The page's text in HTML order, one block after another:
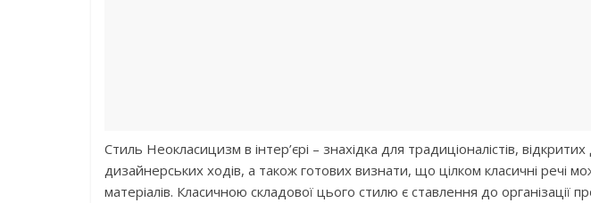
Стиль Неокласицизм в інтер’єрі – знахідка для традиціоналістів, відкритих
дизайнерських ходів, а також готових визнати, що цілком класичні речі
матеріалів. Класичною складової цього стилю є ставлення до організації